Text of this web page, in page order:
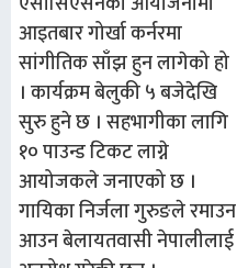
आइतबार गोर्खा कर्नरमा
सांगीतिक साँझ हुन लागेको हो
। कार्यक्रम बेलुकी ५ बजेदेखि
सुरु हुने छ । सहभागीका लागि
१० पाउन्ड टिकट लाग्ने
आयोजकले जनाएको छ ।
गायिका निर्जला गुरुङले रमाउन
आउन बेलायतवासी नेपालीलाई